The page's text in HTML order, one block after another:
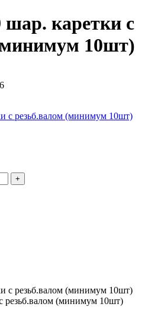
каретки с
10шт)
+
резьб.валом (минимум 10шт)